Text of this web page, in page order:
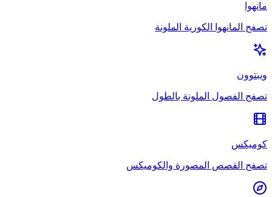
مانهوا
تصفح المانهوا الكورية الملونة
ويبتوون
تصفح الفصول الملونة بالطول
كوميكس
تصفح القصص المصورة والكوميكس